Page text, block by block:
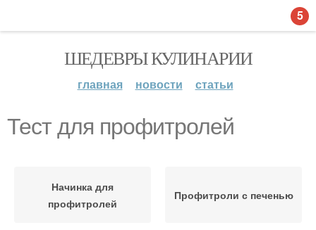
ШЕДЕВРЫ КУЛИНАРИИ
главная новости статьи
Тест для профитролей
Начинка для
профитролей
Профитроли с печенью
5